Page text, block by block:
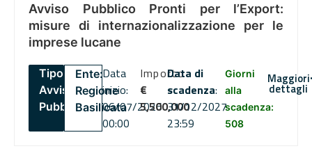
Avviso Pubblico Pronti per l’Export:
misure di internazionalizzazione per le
imprese lucane
Tipo:
Avviso
Pubblico
Ente:
Regione
Basilicata
Data
inizio:
06/07/2026
00:00
Importo
€
5,500,000
Data di
scadenza:
31/12/2027
23:59
Giorni
alla
scadenza:
508
Maggiori
dettagli